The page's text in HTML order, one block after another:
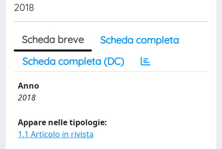
2018
Scheda breve
Scheda completa
Scheda completa (DC)
Anno
2018
Appare nelle tipologie:
1.1 Articolo in rivista